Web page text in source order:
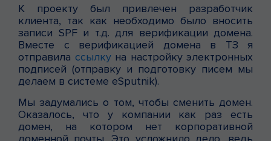
К проекту был привлечен разработчик
клиента, так как необходимо было вносить
записи SPF и т.д. для верификации домена.
Вместе с верификацией домена в ТЗ я
отправила ссылкуна настройку электронных
подписей (отправку и подготовку писем мы
делаем в системе eSputnik).
Мы задумались о том, чтобы сменить домен.
Оказалось, что у компании как раз есть
домен, на котором нет корпоративной
доменной почты. Это усложнило дело, ведь